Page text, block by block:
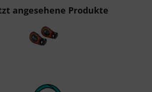
angesehene Produkte